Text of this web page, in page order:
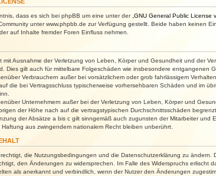
dass es sich bei phpBB um eine unter der „ GNU General Public License
unter www.phpbb.de zur Verfügung gestellt. Beide haben keinen
auf Inhalte fremder Foren Einfluss nehmen.
mit Ausnahme der Verletzung von Leben, Körper und Gesundheit und der
Dies gilt auch für mittelbare Folgeschäden wie insbesondere entgangenen
Verbrauchern außer bei vorsätzlichem oder grob fahrlässigem
die bei Vertragsschluss typischerweise vorhersehbaren Schäden und im
Unternehmern außer bei der Verletzung von Leben, Körper und
der Höhe nach auf die vertragstypischen Durchschnittsschäden
der Absätze a bis c gilt sinngemäß auch zugunsten der Mitarbeiter und
aus zwingendem nationalem Recht bleiben unberührt.
die Nutzungsbedingungen und die Datenschutzerklärung zu ändern.
den Änderungen zu widersprechen. Im Falle des Widerspruchs erlischt
als anerkannt und verbindlich, wenn der Nutzer den Änderungen